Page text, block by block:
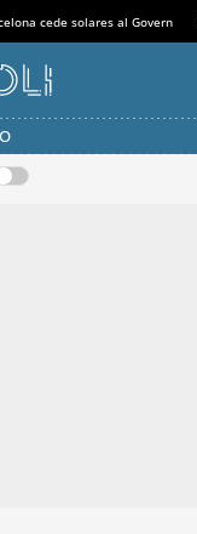
cede solares al Govern